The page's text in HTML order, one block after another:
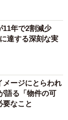
11年で2割減少
達する深刻な実
メージにとらわれ
語る「物件の可
要なこと